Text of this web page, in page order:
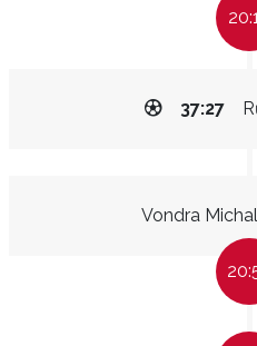
37:27
Vondra Michal